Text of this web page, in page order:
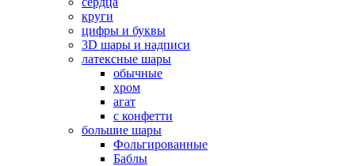
круги
цифры и буквы
3D шары и надписи
латексные шары
обычные
хром
агат
с конфетти
большие шары
Фольгированные
Баблы